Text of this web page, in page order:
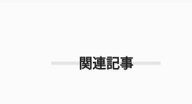
関連記事